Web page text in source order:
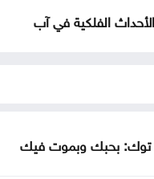
الفلكية في آب
توك: بحبك وبموت فيك